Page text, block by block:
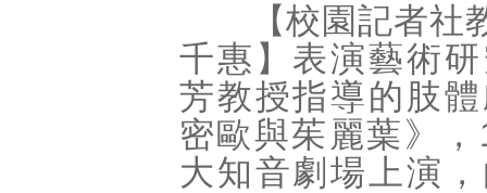
【校園記者社
千惠】表演藝術
芳教授指導的肢
密歐與茱麗葉》
大知音劇場上演